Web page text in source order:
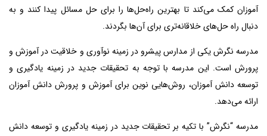
آموزان کمک می‌کند تا بهترین راه‌حل‌ها را برای حل مسائل پیدا کنند و به
دنبال راه حل‌های خلاقانه‌تری برای آن‌ها بگردند.
مدرسه نگرش یکی از مدارس پیشرو در زمینه نوآوری و خلاقیت در آموزش و
پرورش است. این مدرسه با توجه به تحقیقات جدید در زمینه یادگیری و
توسعه دانش آموزان، روش‌هایی نوین برای آموزش و پرورش دانش آموزان
ارائه می‌دهد.
مدرسه “نگرش” با تکیه بر تحقیقات جدید در زمینه یادگیری و توسعه دانش